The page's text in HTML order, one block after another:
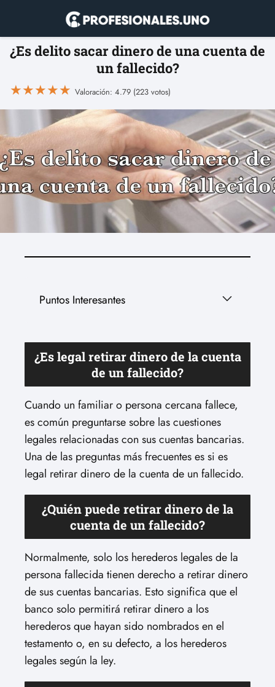
¿Es delito sacar dinero de una cuenta de
un fallecido?
★★★★★ Valoración: 4.79 (223 votos)
Puntos Interesantes
¿Es legal retirar dinero de la cuenta
de un fallecido?
Cuando un familiar o persona cercana fallece,
es común preguntarse sobre las cuestiones
legales relacionadas con sus cuentas bancarias.
Una de las preguntas más frecuentes es si es
legal retirar dinero de la cuenta de un fallecido.
¿Quién puede retirar dinero de la
cuenta de un fallecido?
Normalmente, solo los herederos legales de la
persona fallecida tienen derecho a retirar dinero
de sus cuentas bancarias. Esto significa que el
banco solo permitirá retirar dinero a los
herederos que hayan sido nombrados en el
testamento o, en su defecto, a los herederos
legales según la ley.